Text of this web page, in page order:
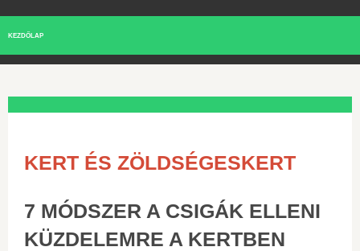
KEZDŐLAP
KERT ÉS ZÖLDSÉGESKERT
7 MÓDSZER A CSIGÁK ELLENI
KÜZDELEMRE A KERTBEN